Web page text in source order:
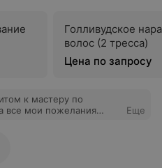
Голливудское
волос (2 тресса)
Цена по запросу
к мастеру по
все мои пожелания
главное красиво). Не
салона (в
атмосферу в
Еще